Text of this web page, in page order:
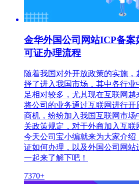
金华外国公司网站ICP备
可证办理流程
随着我国对外开放政策的实施
择了进入我国市场，其中各行
足相对较多，尤其现在互联网
将公司的业务通过互联网进行开
商机，纷纷加入我国互联网市场
关政策规定，对于外商加入互联
今天公司宝小编就来为大家介绍
证如何办理，以及外国公司网站
一起来了解下吧！
7370+